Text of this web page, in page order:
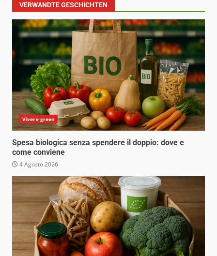
VERWANDTE GESCHICHTEN
Vivere green
Spesa biologica senza spendere il doppio: dove e
come conviene
4 Agosto 2026